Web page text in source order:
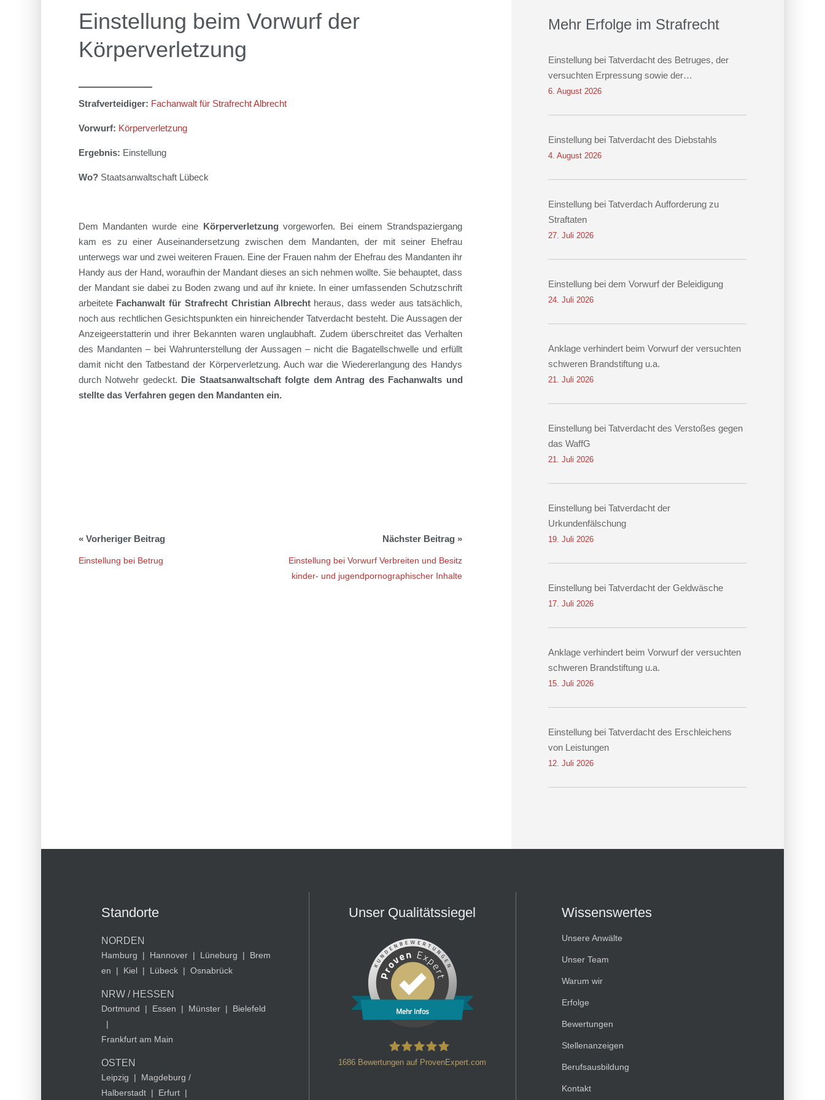
Einstellung beim Vorwurf der
Körperverletzung
Strafverteidiger: Fachanwalt für Strafrecht Albrecht
Vorwurf: Körperverletzung
Ergebnis: Einstellung
Wo? Staatsanwaltschaft Lübeck
Dem Mandanten wurde eine Körperverletzungvorgeworfen. Bei einem Strandspaziergang
kam es zu einer Auseinandersetzung zwischen dem Mandanten, der mit seiner Ehefrau
unterwegs warund zwei weiterenFrauen. Eine der Frauen nahm der Ehefrau des Mandanten ihr
Handy aus der Hand, woraufhin der Mandant dieses an sich nehmen wollte. Sie behauptet, dass
der Mandant sie dabei zu Boden zwang und auf ihr kniete. In einer umfassenden Schutzschrift
arbeitete Fachanwalt für Strafrecht Christian Albrechtheraus, dass weder austatsächlich,
noch aus rechtlichen Gesichtspunkten ein hinreichender Tatverdacht besteht. Die Aussagen der
Anzeigeerstatterin und ihrer Bekannten waren unglaubhaft. Zudem überschreitet das Verhalten
des Mandanten – bei Wahrunterstellung der Aussagen – nicht die Bagatellschwelle und erfüllt
damit nicht den Tatbestand der Körperverletzung. Auch war die Wiedererlangung des Handys
durch Notwehr gedeckt. Die Staatsanwaltschaft folgte dem Antrag des Fachanwalts und
stellte das Verfahren gegen den Mandanten ein.
Einstellung bei Betrug
Einstellung bei Vorwurf Verbreiten und Besitz
kinder- und jugendpornographischer Inhalte
Mehr Erfolge im Strafrecht
Einstellung bei Tatverdacht des Betruges, der
versuchten Erpressung sowie der
Datenveränderung
6. August 2026
Einstellung bei Tatverdacht des Diebstahls
4. August 2026
Einstellung bei Tatverdach Aufforderung zu
Straftaten
27. Juli 2026
Einstellung bei dem Vorwurf der Beleidigung
24. Juli 2026
Anklage verhindert beim Vorwurf der versuchten
schweren Brandstiftung u.a.
21. Juli 2026
Einstellung bei Tatverdacht des Verstoßes gegen
das WaffG
21. Juli 2026
Einstellung bei Tatverdacht der
Urkundenfälschung
19. Juli 2026
Einstellung bei Tatverdacht der Geldwäsche
17. Juli 2026
Anklage verhindert beim Vorwurf der versuchten
schweren Brandstiftung u.a.
15. Juli 2026
Einstellung bei Tatverdacht des Erschleichens
von Leistungen
12. Juli 2026
Standorte
NORDEN
Hamburg | Hannover | Lüneburg |
Brem
en
| Kiel | Lübeck | Osnabrück
NRW / HESSEN
Dortmund | Essen | Münster |
Bielefeld
|
Frankfurt am Main
OSTEN
Leipzig |
Magdeburg /
Halberstadt | Erfurt |
Unser Qualitätssiegel
Mehr Infos
1686 Bewertungen auf ProvenExpert.com
Wissenswertes
Unsere Anwälte
Unser Team
Warum wir
Erfolge
Bewertungen
Stellenanzeigen
Berufsausbildung
Kontakt